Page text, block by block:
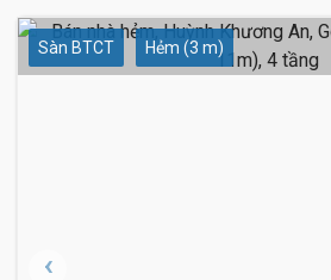
Sàn BTCT Hẻm (3 m)